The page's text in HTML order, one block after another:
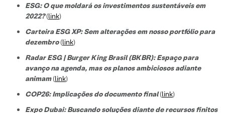
ESG: O que moldará os investimentos sustentáveis em
2022?(link)
Carteira ESG XP: Sem alterações em nosso portfólio para
dezembro(link)
Radar ESG | Burger King Brasil (BKBR): Espaço para
avanço na agenda, mas os planos ambiciosos adiante
animam(link)
COP26: Implicações do documento final(link)
Expo Dubai: Buscando soluções diante de recursos finitos